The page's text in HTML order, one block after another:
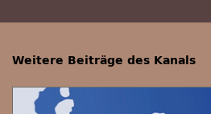
Weitere Beiträge des Kanals